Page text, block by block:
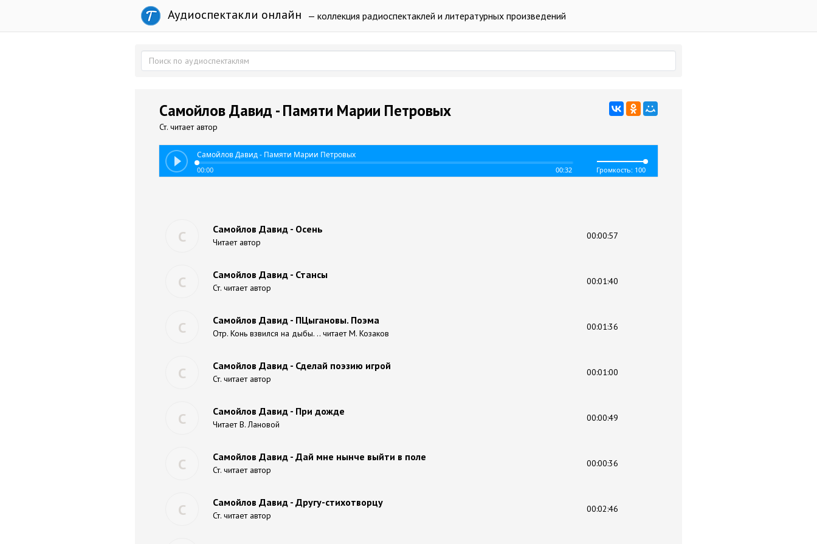
Аудиоспектакли онлайн — коллекция радиоспектаклей и литературных произведений
Самойлов Давид - Памяти Марии Петровых
Ст. читает автор
Самойлов Давид - Памяти Марии Петровых
00:00 00:32 Громкость: 100
С Самойлов Давид - Осень
Читает автор
00:00:57
С Самойлов Давид - Стансы
Ст. читает автор
00:01:40
С Самойлов Давид - ПЦыгановы. Поэма
Отр. Конь взвился на дыбы. .. читает М. Козаков
00:01:36
С Самойлов Давид - Сделай поэзию игрой
Ст. читает автор
00:01:00
С Самойлов Давид - При дожде
Читает В. Лановой
00:00:49
С Самойлов Давид - Дай мне нынче выйти в поле
Ст. читает автор
00:00:36
С Самойлов Давид - Другу-стихотворцу
Ст. читает автор
00:02:46